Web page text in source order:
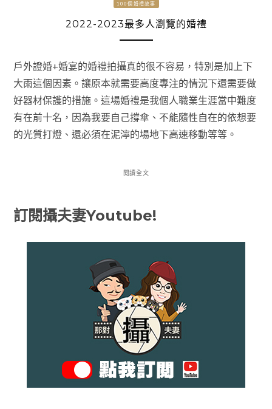
100個婚禮故事
2022-2023最多人瀏覽的婚禮
戶外證婚+婚宴的婚禮拍攝真的很不容易，特別是加上下
大雨這個因素。讓原本就需要高度專注的情況下還需要做
好器材保護的措施。這場婚禮是我個人職業生涯當中難度
有在前十名，因為我要自己撐傘、不能隨性自在的依想要
的光質打燈、還必須在泥濘的場地下高速移動等等。
閱讀全文
訂閱攝夫妻Youtube!